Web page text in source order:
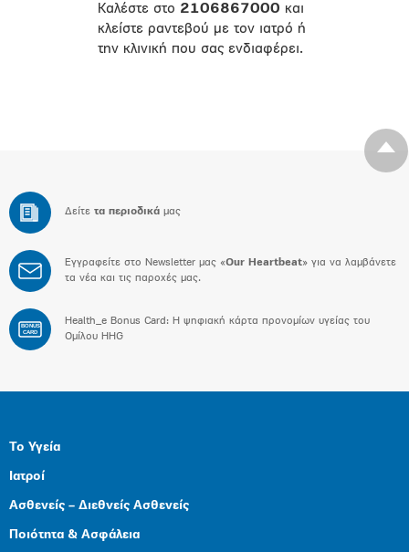
Καλέστε στο 2106867000 και
κλείστε ραντεβού με τον ιατρό ή
την κλινική που σας ενδιαφέρει.
Δείτε τα περιοδικά μας
Εγγραφείτε στο Newsletter μας «Our Heartbeat» για να λαμβάνετε
τα νέα και τις παροχές μας.
BONUS
CARD
Health_e Bonus Card: H ψηφιακή κάρτα προνομίων υγείας του
Ομίλου HHG
Το Υγεία
Ιατροί
Ασθενείς – Διεθνείς Ασθενείς
Ποιότητα & Ασφάλεια